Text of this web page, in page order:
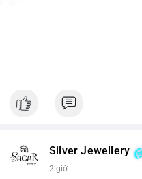
Silver Jewellery
2 giờ